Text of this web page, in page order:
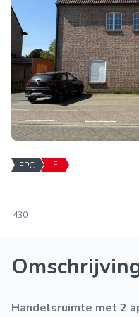
EPC F
430
Handelsruimte met 2